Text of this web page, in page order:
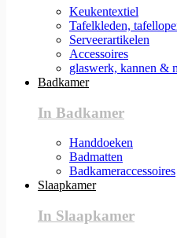
Keukentextiel
Tafelkleden,
Serveerartikelen
Accessoires
glaswerk, kannen &
Badkamer
In Badkamer
Handdoeken
Badmatten
Badkameraccessoires
Slaapkamer
In Slaapkamer